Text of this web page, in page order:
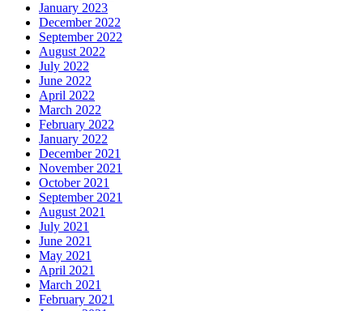
January 2023
December 2022
September 2022
August 2022
July 2022
June 2022
April 2022
March 2022
February 2022
January 2022
December 2021
November 2021
October 2021
September 2021
August 2021
July 2021
June 2021
May 2021
April 2021
March 2021
February 2021